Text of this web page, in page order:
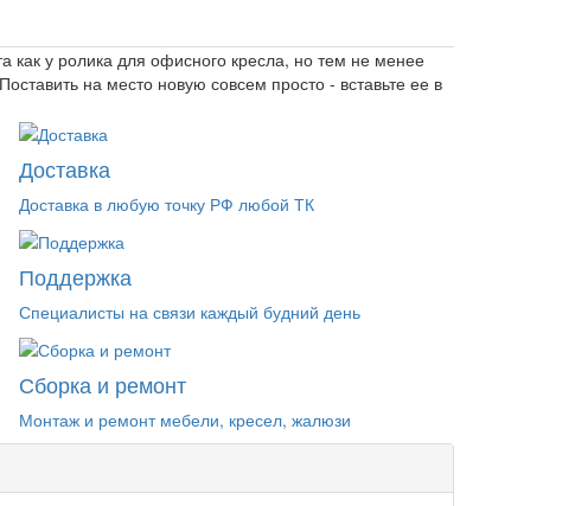
как у ролика для офисного кресла, но тем не менее
на место новую совсем просто - вставьте ее в
Доставка
Доставка в любую точку РФ любой ТК
Поддержка
Специалисты на связи каждый будний день
Сборка и ремонт
Монтаж и ремонт мебели, кресел, жалюзи